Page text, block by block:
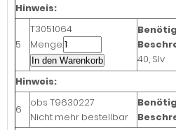
Hinweis:
5
T3051064
Menge:
In den Warenkorb
40, Slv
Hinweis:
6
obs T9630227
Nicht mehr bestellbar